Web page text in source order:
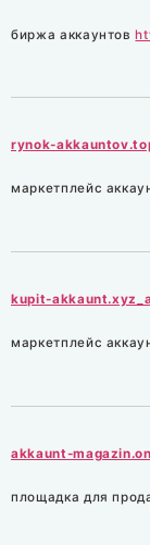
биржа аккаунтов
rynok-
маркетплейс
kupit-
маркетплейс
akkaunt-
площадка для